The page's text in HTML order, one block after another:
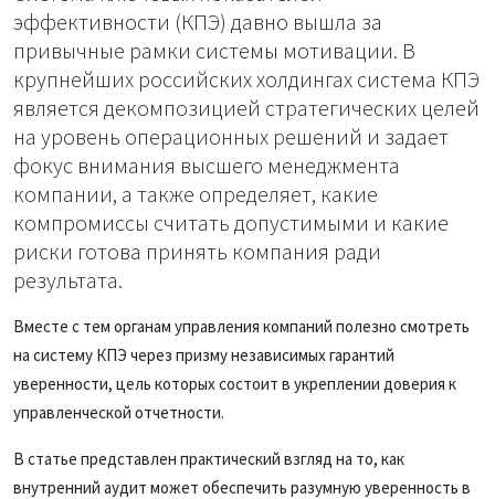
Подписка
эффективности (КПЭ) давно вышла за
привычные рамки системы мотивации. В
крупнейших российских холдингах система КПЭ
является декомпозицией стратегических целей
на уровень операционных решений и задает
фокус внимания высшего менеджмента
компании, а также определяет, какие
компромиссы считать допустимыми и какие
риски готова принять компания ради
результата.
Вместе с тем органам управления компаний полезно смотреть
на систему КПЭ через призму независимых гарантий
уверенности, цель которых состоит в укреплении доверия к
управленческой отчетности.
В статье представлен практический взгляд на то, как
внутренний аудит может обеспечить разумную уверенность в